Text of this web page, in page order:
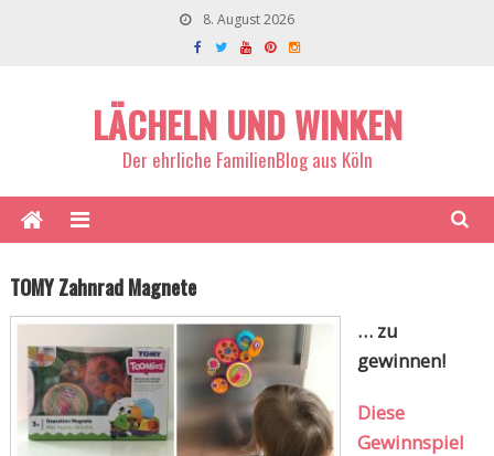
8. August 2026
LÄCHELN UND WINKEN
Der ehrliche FamilienBlog aus Köln
TOMY Zahnrad Magnete
… zu
gewinnen!
Diese
Gewinnspiel